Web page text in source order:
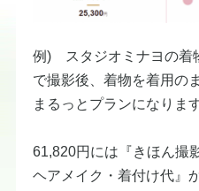
例) スタジオミナヨの着
で撮影後、着物を着用
まるっとプランになります
​61,820円には『きほん撮
ヘアメイク・着付け代』